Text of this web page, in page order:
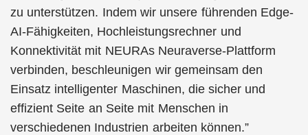
zu unterstützen. Indem wir unsere führenden Edge-
AI-Fähigkeiten, Hochleistungsrechner und
Konnektivität mit NEURAs Neuraverse-Plattform
verbinden, beschleunigen wir gemeinsam den
Einsatz intelligenter Maschinen, die sicher und
effizient Seite an Seite mit Menschen in
verschiedenen Industrien arbeiten können.”